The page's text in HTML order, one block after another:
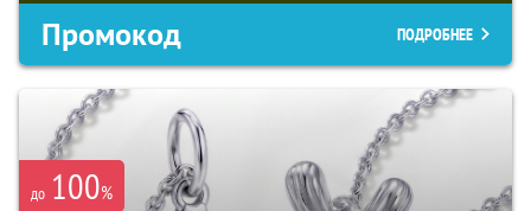
Промокод ПОДРОБНЕЕ
до 100%